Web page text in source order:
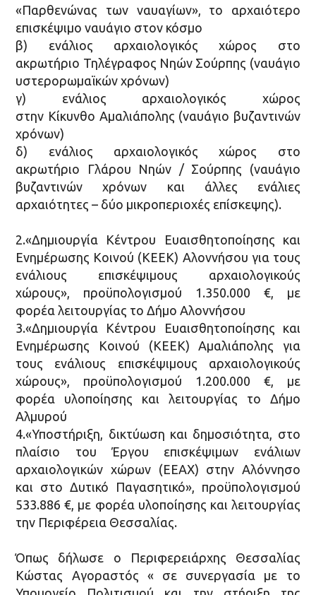
«Παρθενώνας των ναυαγίων», το αρχαιότερο
επισκέψιμο ναυάγιο στον κόσμο
β) ενάλιος αρχαιολογικός χώρος στο
ακρωτήριο Τηλέγραφος Νηών Σούρπης (ναυάγιο
υστερορωμαϊκών χρόνων)
γ) ενάλιος αρχαιολογικός χώρος
στην Κίκυνθο Αμαλιάπολης (ναυάγιο βυζαντινών
χρόνων)
δ) ενάλιος αρχαιολογικός χώρος στο
ακρωτήριο Γλάρου Νηών / Σούρπης (ναυάγιο
βυζαντινών χρόνων και άλλες ενάλιες
αρχαιότητες – δύο μικροπεριοχές επίσκεψης).
2.«Δημιουργία Κέντρου Ευαισθητοποίησης και
Ενημέρωσης Κοινού (ΚΕΕΚ) Αλοννήσου για τους
ενάλιους επισκέψιμους αρχαιολογικούς
χώρους», προϋπολογισμού 1.350.000 €, με
φορέα λειτουργίας το Δήμο Αλοννήσου
3.«Δημιουργία Κέντρου Ευαισθητοποίησης και
Ενημέρωσης Κοινού (ΚΕΕΚ) Αμαλιάπολης για
τους ενάλιους επισκέψιμους αρχαιολογικούς
χώρους», προϋπολογισμού 1.200.000 €, με
φορέα υλοποίησης και λειτουργίας το Δήμο
Αλμυρού
4.«Υποστήριξη, δικτύωση και δημοσιότητα, στο
πλαίσιο του Έργου επισκέψιμων ενάλιων
αρχαιολογικών χώρων (ΕΕΑΧ) στην Αλόννησο
και στο Δυτικό Παγασητικό», προϋπολογισμού
533.886 €, με φορέα υλοποίησης και λειτουργίας
την Περιφέρεια Θεσσαλίας.
Όπως δήλωσε ο Περιφερειάρχης Θεσσαλίας
Κώστας Αγοραστός « σε συνεργασία με το